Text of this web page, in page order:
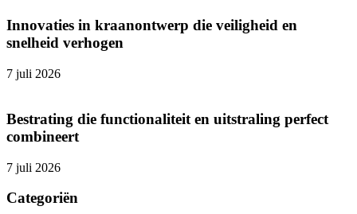
Innovaties in kraanontwerp die veiligheid en
snelheid verhogen
7 juli 2026
Bestrating die functionaliteit en uitstraling perfect
combineert
7 juli 2026
Categoriën